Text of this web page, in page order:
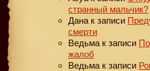
странный мальчик?
Дана к записи
смерти
Ведьма к записи
жалоб
Ведьма к записи